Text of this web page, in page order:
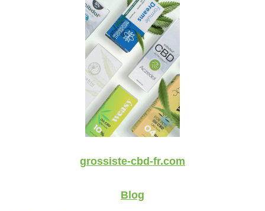
grossiste-cbd-fr.com
Blog